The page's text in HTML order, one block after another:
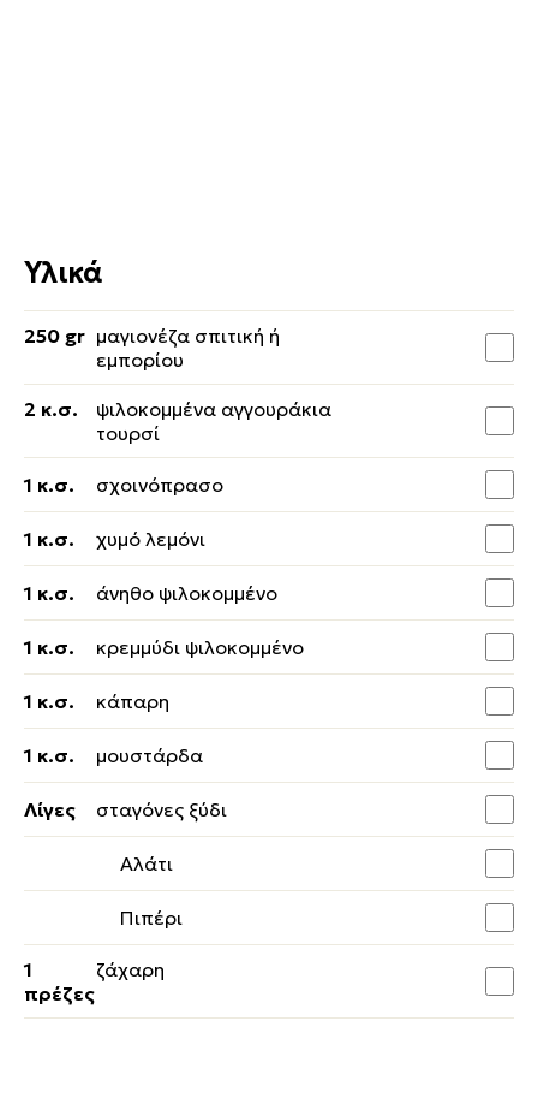
Υλικά
250 gr μαγιονέζα σπιτική ή
εμπορίου
2 κ.σ.
ψιλοκομμένα αγγουράκια
τουρσί
1 κ.σ. σχοινόπρασο
1 κ.σ. χυμό λεμόνι
1 κ.σ. άνηθο ψιλοκομμένο
1 κ.σ. κρεμμύδι ψιλοκομμένο
1 κ.σ. κάπαρη
1 κ.σ. μουστάρδα
Λίγες σταγόνες ξύδι
Αλάτι
Πιπέρι
1
πρέζες
ζάχαρη